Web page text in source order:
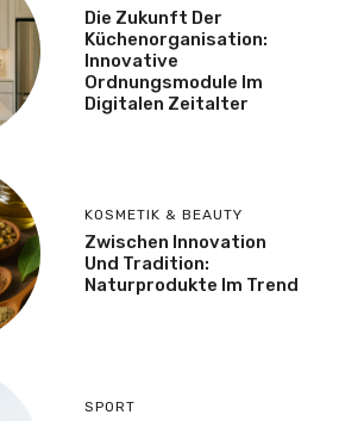
Die Zukunft Der
Küchenorganisation:
Innovative
Ordnungsmodule Im
Digitalen Zeitalter
KOSMETIK & BEAUTY
Zwischen Innovation
Und Tradition:
Naturprodukte Im Trend
SPORT